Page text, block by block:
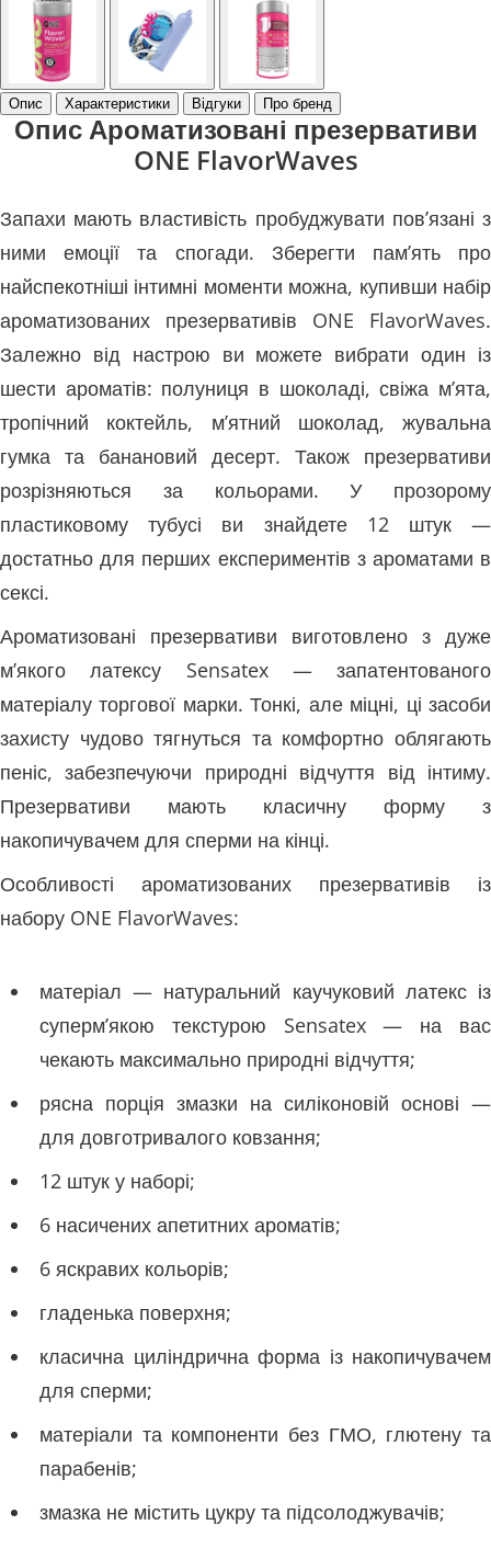
Опис Характеристики Відгуки Про бренд
Опис Ароматизовані презервативи
ONE FlavorWaves
Запахи мають властивість пробуджувати пов’язані з
ними емоції та спогади. Зберегти пам’ять про
найспекотніші інтимні моменти можна, купивши набір
ароматизованих презервативів ONE FlavorWaves.
Залежно від настрою ви можете вибрати один із
шести ароматів: полуниця в шоколаді, свіжа м’ята,
тропічний коктейль, м’ятний шоколад, жувальна
гумка та банановий десерт. Також презервативи
розрізняються за кольорами. У прозорому
пластиковому тубусі ви знайдете 12 штук —
достатньо для перших експериментів з ароматами в
сексі.
Ароматизовані презервативи виготовлено з дуже
м’якого латексу Sensatex — запатентованого
матеріалу торгової марки. Тонкі, але міцні, ці засоби
захисту чудово тягнуться та комфортно облягають
пеніс, забезпечуючи природні відчуття від інтиму.
Презервативи мають класичну форму з
накопичувачем для сперми на кінці.
Особливості ароматизованих презервативів із
набору ONE FlavorWaves:
матеріал — натуральний каучуковий латекс із
суперм’якою текстурою Sensatex — на вас
чекають максимально природні відчуття;
рясна порція змазки на силіконовій основі —
для довготривалого ковзання;
12 штук у наборі;
6 насичених апетитних ароматів;
6 яскравих кольорів;
гладенька поверхня;
класична циліндрична форма із накопичувачем
для сперми;
матеріали та компоненти без ГМО, глютену та
парабенів;
змазка не містить цукру та підсолоджувачів;